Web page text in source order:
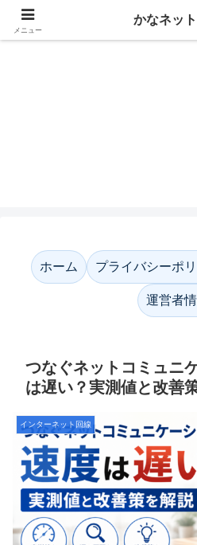
ホーム プライバシーポ
運営者
つなぐネットコミュニ
は遅い？実測値と改善
インターネット回線
メニュー
かなネッ